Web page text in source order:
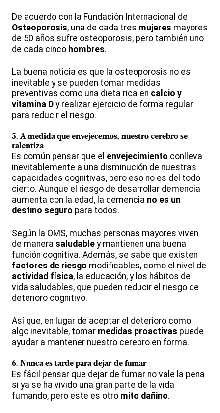
De acuerdo con la Fundación Internacional de
Osteoporosis, una de cada tres mujeres mayores
de 50 años sufre osteoporosis, pero también uno
de cada cinco hombres.
La buena noticia es que la osteoporosis no es
inevitable y se pueden tomar medidas
preventivas como una dieta rica en calcio y
vitamina D y realizar ejercicio de forma regular
para reducir el riesgo.
5. A medida que envejecemos, nuestro cerebro se
ralentiza
Es común pensar que el envejecimiento conlleva
inevitablemente a una disminución de nuestras
capacidades cognitivas, pero eso no es del todo
cierto. Aunque el riesgo de desarrollar demencia
aumenta con la edad, la demencia no es un
destino seguro para todos.
Según la OMS, muchas personas mayores viven
de manera saludable y mantienen una buena
función cognitiva. Además, se sabe que existen
factores de riesgo modificables, como el nivel de
actividad física, la educación, y los hábitos de
vida saludables, que pueden reducir el riesgo de
deterioro cognitivo.
Así que, en lugar de aceptar el deterioro como
algo inevitable, tomar medidas proactivas puede
ayudar a mantener nuestro cerebro en forma.
6. Nunca es tarde para dejar de fumar
Es fácil pensar que dejar de fumar no vale la pena
si ya se ha vivido una gran parte de la vida
fumando, pero este es otro mito dañino.